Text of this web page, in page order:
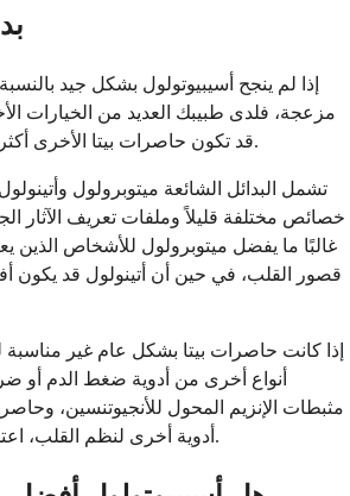
إذا لم ينجح أسيبيوتولول بشكل جيد
مزعجة، فلدى طبيبك العديد من الخيارات
قد تكون حاصرات بيتا الأخرى أكثر ملاءمة لحالتك المحددة.
تشمل البدائل الشائعة ميتوبرولول
خصائص مختلفة قليلاً وملفات تعريف الآثار
غالبًا ما يفضل ميتوبرولول للأشخاص الذين
قصور القلب، في حين أن أتينولول قد يكون
إذا كانت حاصرات بيتا بشكل عام غير
أنواع أخرى من أدوية ضغط الدم أو
مثبطات الإنزيم المحول للأنجيوتنسين،
أدوية أخرى لنظم القلب، اعتمادًا على حالتك المحددة.